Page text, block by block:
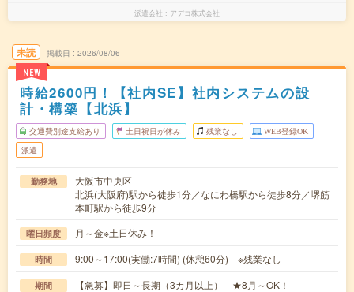
派遣会社 アデコ株式会社
未読
NEW
掲載日 2026/08/06
時給2600円！【社内SE】社内システムの設
計・構築【北浜】
交通費別途支給あり 土日祝日が休み 残業なし WEB登録OK
派遣
勤務地
大阪市中央区
北浜(大阪府)駅から徒歩1分／なにわ橋駅から徒歩8分／堺筋
本町駅から徒歩9分
曜日頻度 月～金※土日休み！
時間 9:00～17:00(実働:7時間) (休憩60分) ※残業なし
期間 【急募】即日～長期（3カ月以上） ★8月～OK！